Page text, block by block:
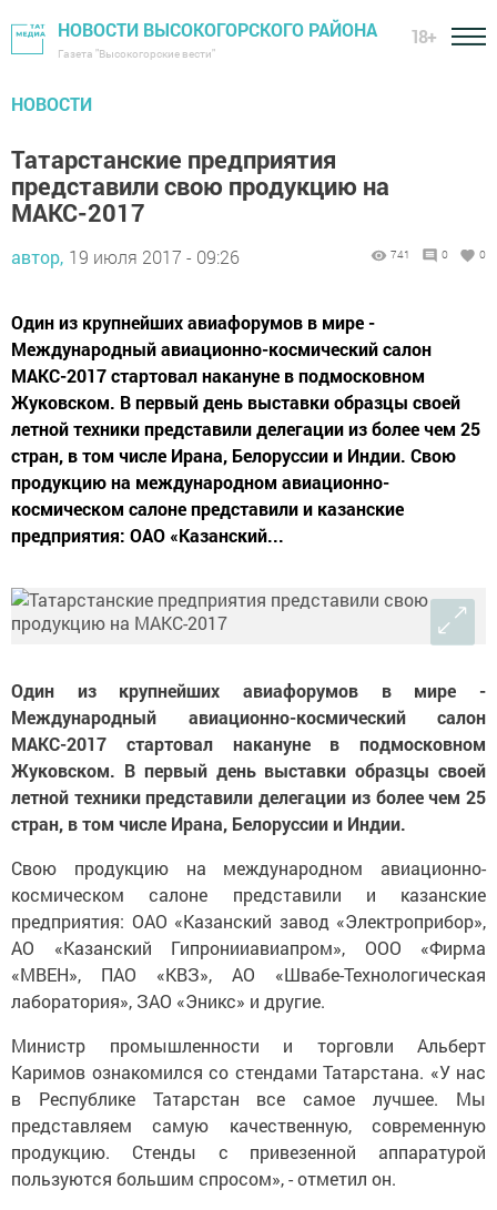
НОВОСТИ ВЫСОКОГОРСКОГО РАЙОНА
Газета "Высокогорские вести"
18+
НОВОСТИ
Татарстанские предприятия
представили свою продукцию на
МАКС-2017
автор, 19 июля 2017 - 09:26 741 0 0
Один из крупнейших авиафорумов в мире -
Международный авиационно-космический салон
МАКС-2017 стартовал накануне в подмосковном
Жуковском. В первый день выставки образцы своей
летной техники представили делегации из более чем 25
стран, в том числе Ирана, Белоруссии и Индии. Свою
продукцию на международном авиационно-
космическом салоне представили и казанские
предприятия: ОАО «Казанский...
Один из крупнейших авиафорумов в мире -
Международный авиационно-космический салон
МАКС-2017 стартовал накануне в подмосковном
Жуковском. В первый день выставки образцы своей
летной техники представили делегации из более чем 25
стран, в том числе Ирана, Белоруссии и Индии.
Свою продукцию на международном авиационно-
космическом салоне представили и казанские
предприятия: ОАО «Казанский завод «Электроприбор»,
АО «Казанский Гипронииавиапром», ООО «Фирма
«МВЕН», ПАО «КВЗ», АО «Швабе-Технологическая
лаборатория», ЗАО «Эникс» и другие.
Министр промышленности и торговли Альберт
Каримов ознакомился со стендами Татарстана. «У нас
в Республике Татарстан все самое лучшее. Мы
представляем самую качественную, современную
продукцию. Стенды с привезенной аппаратурой
пользуются большим спросом», - отметил он.